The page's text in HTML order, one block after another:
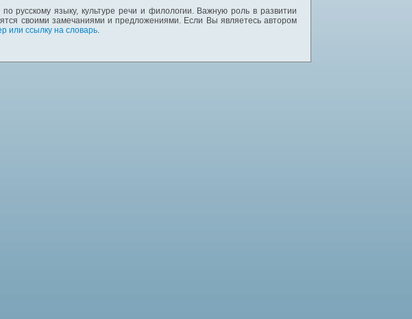
русскому языку, культуре речи и филологии. Важную роль в развитии
своими замечаниями и предложениями. Если Вы являетесь автором
или ссылку на словарь.